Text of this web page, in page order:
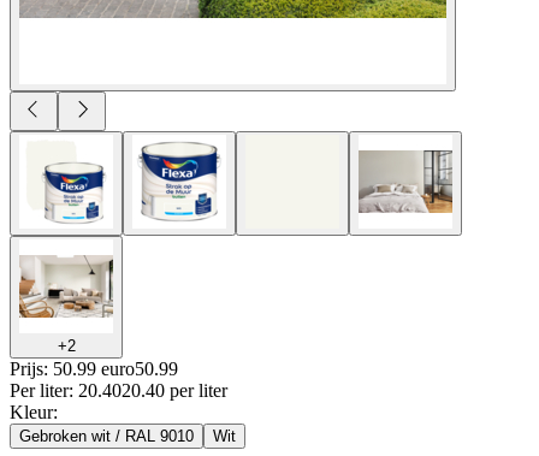
+2
Prijs: 50.99 euro50.99
Per liter: 20.4020.40 per liter
Kleur:
Gebroken wit / RAL 9010 Wit